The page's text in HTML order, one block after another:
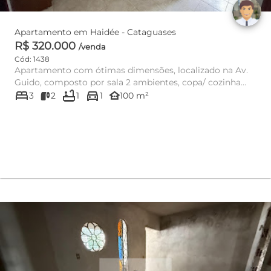
Apartamento em Haidée - Cataguases
R$ 320.000 /venda
Cód: 1438
Apartamento com ótimas dimensões, localizado na Av.
Guido, composto por sala 2 ambientes, copa/ cozinha
com armários de ...
bed3 2 bathtub1 directions_car1 other_houses100 m²